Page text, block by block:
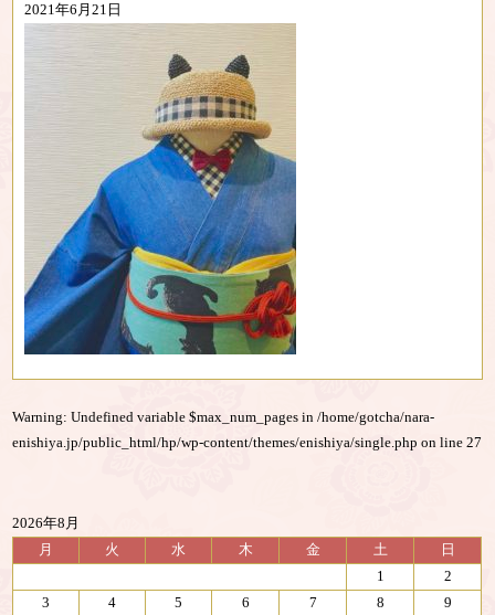
2021年6月21日
Warning: Undefined variable $max_num_pages in/home/gotcha/nara-
enishiya.jp/public_html/hp/wp-content/themes/enishiya/single.php on line27
2026年8月
月
火 水 木 金 土
日
1
2
3
4 5 6 7 8
9